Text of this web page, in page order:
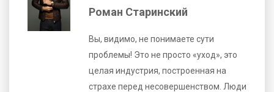
Роман Старинский
Вы, видимо, не понимаете сути
проблемы! Это не просто «уход», это
целая индустрия, построенная на
страхе перед несовершенством. Люди